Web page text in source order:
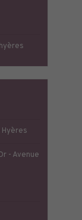
Hyères
- Avenue